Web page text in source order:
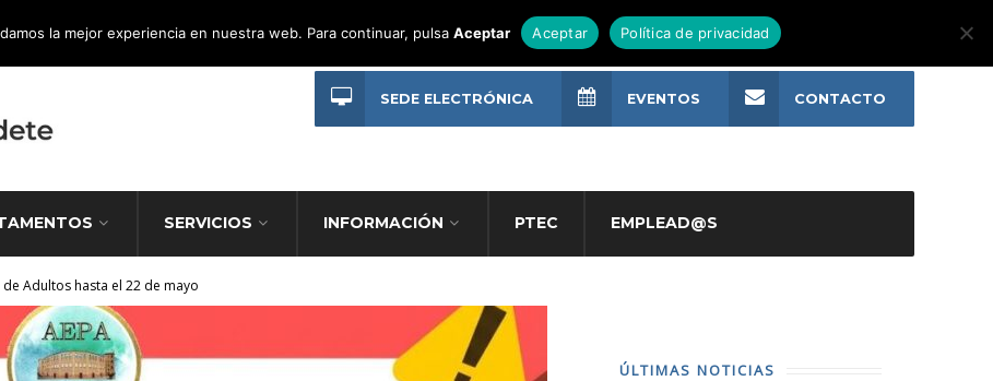
SERVICIOS INFORMACIÓN PTEC EMPLEAD@S
SEDE ELECTRÓNICA EVENTOS CONTACTO
Adultos hasta el 22 de mayo
ÚLTIMAS NOTICIAS
la mejor experiencia en nuestra web. Para continuar, pulsaAceptar Aceptar Política de privacidad